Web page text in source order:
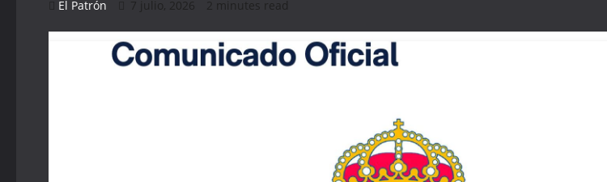
El Patrón 7 julio, 2026 2 minutes read